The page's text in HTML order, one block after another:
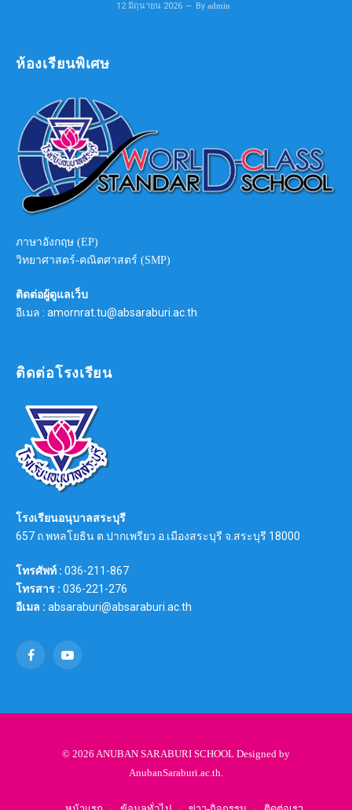
12 มิถุนายน 2026 By admin
ห้องเรียนพิเศษ
ภาษาอังกฤษ (EP)
วิทยาศาสตร์-คณิตศาสตร์ (SMP)
ติดต่อผู้ดูแลเว็บ
อีเมล : amornrat.tu@absaraburi.ac.th
ติดต่อโรงเรียน
โรงเรียนอนุบาลสระบุรี
657 ถ.พหลโยธิน ต.ปากเพรียว อ.เมืองสระบุรี จ.สระบุรี 18000
โทรศัพท์ : 036-211-867
โทรสาร : 036-221-276
อีเมล : absaraburi@absaraburi.ac.th
FacebookYouTube
© 2026 ANUBAN SARABURI SCHOOL Designed by
AnubanSaraburi.ac.th.